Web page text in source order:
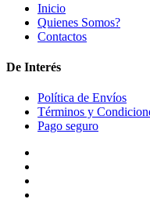
Inicio
Quienes Somos?
Contactos
De Interés
Política de Envíos
Términos y
Pago seguro